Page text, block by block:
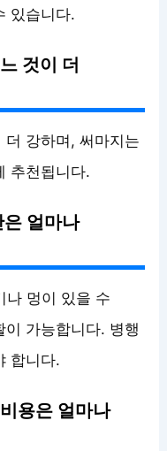
있습니다.
것이 더
강하며, 써마지는
추천됩니다.
은 얼마나
나 멍이 있을 수
가능합니다. 병행
합니다.
용은 얼마나